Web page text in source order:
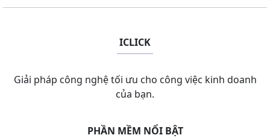
ICLICK
Giải pháp công nghệ tối ưu cho công việc kinh doanh
của bạn.
PHẦN MỀM NỔI BẬT